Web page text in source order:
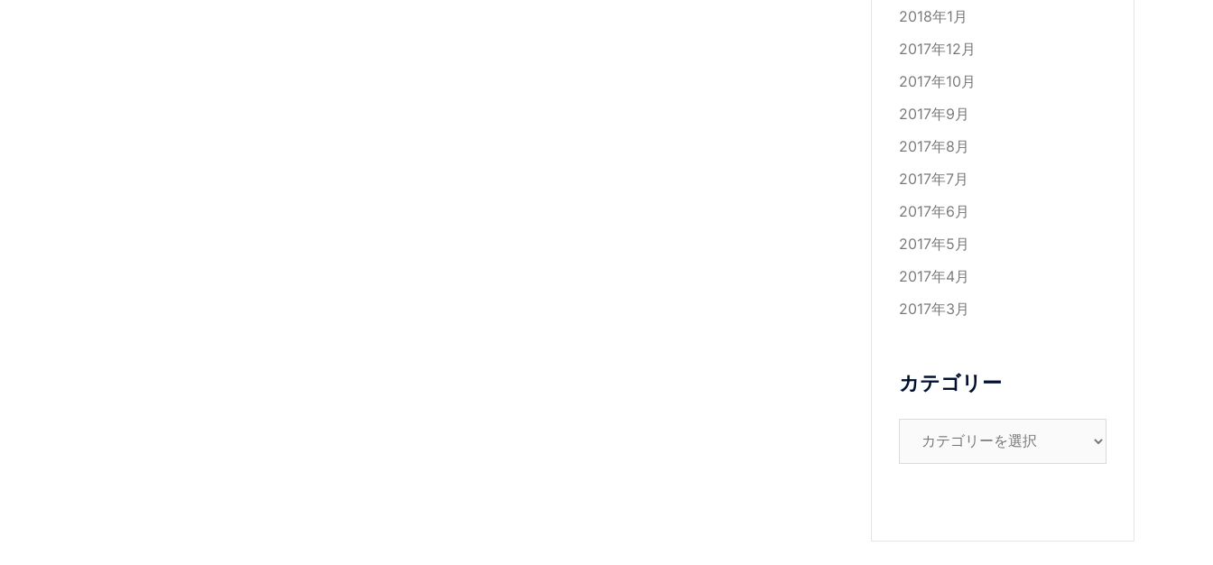
2018年1月
2017年12月
2017年10月
2017年9月
2017年8月
2017年7月
2017年6月
2017年5月
2017年4月
2017年3月
カテゴリー